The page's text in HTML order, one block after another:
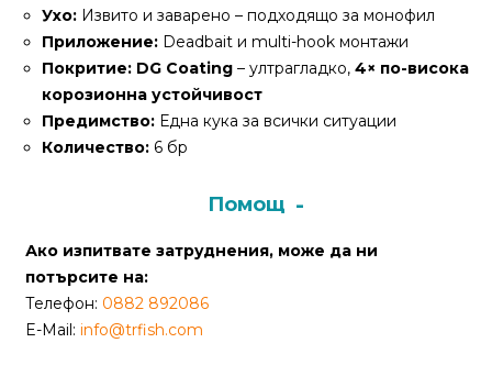
Връщане
Условия
за
поверителност
Политика
Ухо: Извито и заварено – подходящо за монофил
Приложение: Deadbait и multi-hook монтажи
Покритие: DG Coating – ултрагладко, 4× по-висока
корозионна устойчивост
Предимство: Една кука за всички ситуации
Количество: 6 бр
Помощ
Ако изпитвате затруднения, може да ни
потърсите на:
Телефон: 0882 892086
E-Mail: info@trfish.com